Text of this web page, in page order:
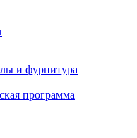
и фурнитура
программа